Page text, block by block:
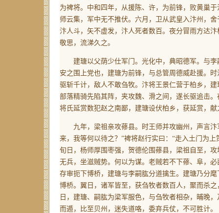
为裨将。中和四年，从援陈、许，为前锋，败黄巢
师云集，军中无不推伏。六月，卫从武皇入汴州，
汴人斗，矢不虚发，汴人死者数百。夜分冒雨方达
敬思，流涕久之。
建瑭以父荫少仕军门。光化中，典昭德军。与李
安之围上党也，建瑭为前锋，与总管周德威赴援。
驱斩千计，敌人不敢刍牧。汴将王景仁营于柏乡，
部落精骑先陷其阵，夹攻魏、滑之间，遂长驱追击
将氏延赏数犯赵之南鄙，建瑭设伏柏乡，获延赏，献
九年，梁祖亲攻蓚县。时王师并攻幽州，声言汴
来，我等何以待之？”裨将赵行实曰：“走入土门为
旬日，杨师厚围枣强，贺德伦围蓚县，梁祖自至，
无兵，坐滋贼势。何以为谋。老贼若不下蓚、阜，
存审扼下博桥，建瑭与李嗣肱分道擒生。建瑭乃分
博桥。翼日，诸军皆至，获刍牧者数百人，聚而杀
日，建瑭、嗣肱为梁军服色，与刍牧者相杂，晡晚
而遁，比至贝州，迷失道咯，委弃兵仗，不可胜计。